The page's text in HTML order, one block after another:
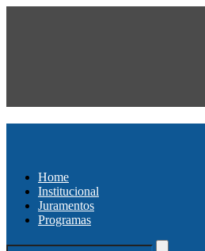
Home
Institucional
Juramentos
Programas